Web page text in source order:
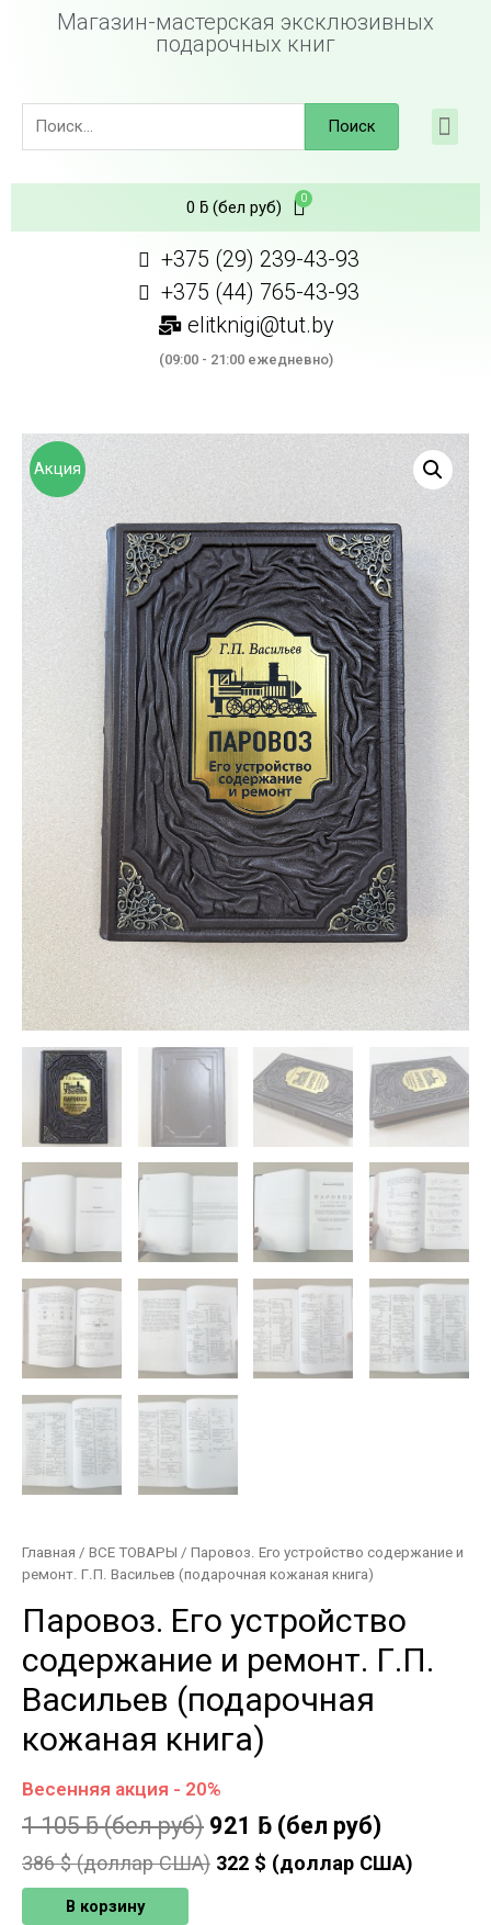
Магазин-мастерская эксклюзивных
подарочных книг
Поиск
0 ƃ(бел руб)
+375 (29) 239-43-93
+375 (44) 765-43-93
elitknigi@tut.by
(09:00 - 21:00 ежедневно)
Акция
Главная / ВСЕ ТОВАРЫ / Паровоз. Его устройство содержание и
ремонт. Г.П. Васильев (подарочная кожаная книга)
Паровоз. Его устройство
содержание и ремонт. Г.П.
Васильев (подарочная
кожаная книга)
Весенняя акция - 20%
1 105ƃ(бел руб) 921 ƃ (бел руб)
386$ (доллар США) 322 $ (доллар США)
В корзину